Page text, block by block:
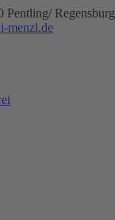
Pentling/ Regensburg
menzl.de